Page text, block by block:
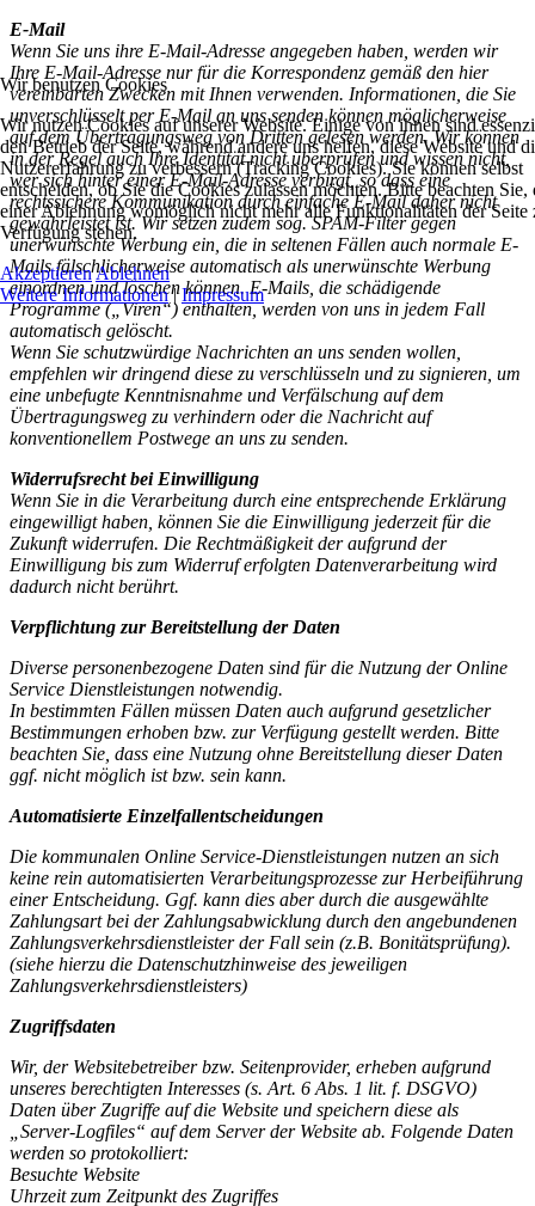
E-Mail
Wenn Sie uns ihre E-Mail-Adresse angegeben haben, werden wir
Ihre E-Mail-Adresse nur für die Korrespondenz gemäß den hier
vereinbarten Zwecken mit Ihnen verwenden. Informationen, die Sie
unverschlüsselt per E-Mail an uns senden können möglicherweise
auf dem Übertragungsweg von Dritten gelesen werden. Wir können
in der Regel auch Ihre Identität nicht überprüfen und wissen nicht,
wer sich hinter einer E-Mail-Adresse verbirgt, so dass eine
rechtssichere Kommunikation durch einfache E-Mail daher nicht
gewährleistet ist. Wir setzen zudem sog. SPAM-Filter gegen
unerwünschte Werbung ein, die in seltenen Fällen auch normale E-
Mails fälschlicherweise automatisch als unerwünschte Werbung
einordnen und löschen können. E-Mails, die schädigende
Programme („Viren“) enthalten, werden von uns in jedem Fall
automatisch gelöscht.
Wenn Sie schutzwürdige Nachrichten an uns senden wollen,
empfehlen wir dringend diese zu verschlüsseln und zu signieren, um
eine unbefugte Kenntnisnahme und Verfälschung auf dem
Übertragungsweg zu verhindern oder die Nachricht auf
konventionellem Postwege an uns zu senden.
Widerrufsrecht bei Einwilligung
Wenn Sie in die Verarbeitung durch eine entsprechende Erklärung
eingewilligt haben, können Sie die Einwilligung jederzeit für die
Zukunft widerrufen. Die Rechtmäßigkeit der aufgrund der
Einwilligung bis zum Widerruf erfolgten Datenverarbeitung wird
dadurch nicht berührt.
Verpflichtung zur Bereitstellung der Daten
Diverse personenbezogene Daten sind für die Nutzung der Online
Service Dienstleistungen notwendig.
In bestimmten Fällen müssen Daten auch aufgrund gesetzlicher
Bestimmungen erhoben bzw. zur Verfügung gestellt werden. Bitte
beachten Sie, dass eine Nutzung ohne Bereitstellung dieser Daten
ggf. nicht möglich ist bzw. sein kann.
Automatisierte Einzelfallentscheidungen
Die kommunalen Online Service-Dienstleistungen nutzen an sich
keine rein automatisierten Verarbeitungsprozesse zur Herbeiführung
einer Entscheidung. Ggf. kann dies aber durch die ausgewählte
Zahlungsart bei der Zahlungsabwicklung durch den angebundenen
Zahlungsverkehrsdienstleister der Fall sein (z.B. Bonitätsprüfung).
(siehe hierzu die Datenschutzhinweise des jeweiligen
Zahlungsverkehrsdienstleisters)
Zugriffsdaten
Wir, der Websitebetreiber bzw. Seitenprovider, erheben aufgrund
unseres berechtigten Interesses (s. Art. 6 Abs. 1 lit. f. DSGVO)
Daten über Zugriffe auf die Website und speichern diese als
„Server-Logfiles“ auf dem Server der Website ab. Folgende Daten
werden so protokolliert:
Besuchte Website
Uhrzeit zum Zeitpunkt des Zugriffes
Wir benutzen Cookies
Wir nutzen Cookies auf unserer Website. Einige von ihnen sind
den Betrieb der Seite, während andere uns helfen, diese Website und
Nutzererfahrung zu verbessern (Tracking Cookies). Sie können selbst
entscheiden, ob Sie die Cookies zulassen möchten. Bitte beachten Sie,
einer Ablehnung womöglich nicht mehr alle Funktionalitäten der Seite
Verfügung stehen.
Akzeptieren Ablehnen
Weitere Informationen|Impressum